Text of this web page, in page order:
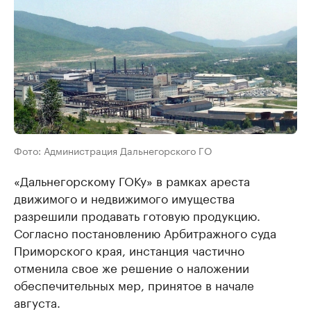
Фото: Администрация Дальнегорского ГО
«Дальнегорскому ГОКу» в рамках ареста
движимого и недвижимого имущества
разрешили продавать готовую продукцию.
Согласно постановлению Арбитражного суда
Приморского края, инстанция частично
отменила свое же решение о наложении
обеспечительных мер, принятое в начале
августа.